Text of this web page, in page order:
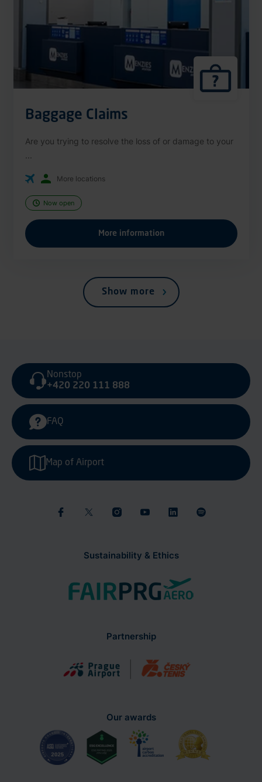
Baggage Claims
Are you trying to resolve the loss of or damage to your
More locations
Now open
More information
Show more
Sustainability & Ethics
Nonstop
+420 220 111 888
FAQ
Map of Airport
Partnership
Our awards